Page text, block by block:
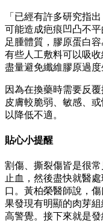
「已經有許多研究指
可能造成疤痕凹凸不
足腫體質，膠原蛋白
有些人工敷料可以吸
盡量避免纖維膠原過度
因為在換藥時需要反
皮膚較脆弱、敏感、
以降低不適。
貼心小提醒
割傷、撕裂傷皆是很
止血，然後盡快就醫
口。黃柏榮醫師說，
果發現有明顯的肉芽
高警覺。接下來就是